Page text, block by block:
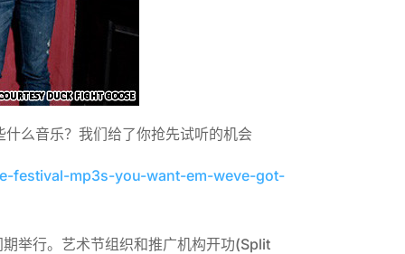
么音乐？我们给了你抢先试听的机会
festival-mp3s-you-want-em-weve-got-
举行。艺术节组织和推广机构开功(Split